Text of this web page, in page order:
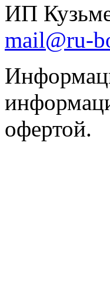
ИП
mail@ru-
офертой.